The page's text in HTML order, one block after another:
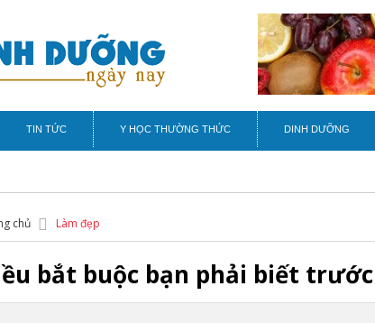
TIN TỨC Y HỌC THƯỜNG THỨC DINH DƯỠNG
chủ Làm đẹp
bắt buộc bạn phải biết